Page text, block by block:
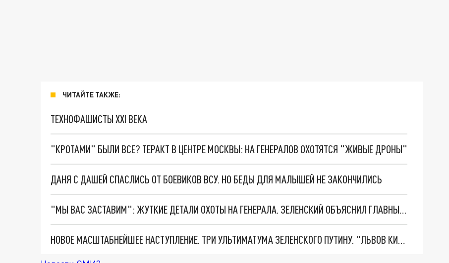
ЧИТАЙТЕ ТАКЖЕ:
ТЕХНОФАШИСТЫ XXI ВЕКА
"КРОТАМИ" БЫЛИ ВСЕ? ТЕРАКТ В ЦЕНТРЕ МОСКВЫ: НА ГЕНЕРАЛОВ ОХОТЯТСЯ "ЖИВЫЕ ДРОНЫ"
ДАНЯ С ДАШЕЙ СПАСЛИСЬ ОТ БОЕВИКОВ ВСУ. НО БЕДЫ ДЛЯ МАЛЫШЕЙ НЕ ЗАКОНЧИЛИСЬ
"МЫ ВАС ЗАСТАВИМ": ЖУТКИЕ ДЕТАЛИ ОХОТЫ НА ГЕНЕРАЛА. ЗЕЛЕНСКИЙ ОБЪЯСНИЛ ГЛАВНЫЙ СМЫСЛ ТЕРАКТА В ЦЕНТРЕ МОСКВЫ
НОВОЕ МАСШТАБНЕЙШЕЕ НАСТУПЛЕНИЕ. ТРИ УЛЬТИМАТУМА ЗЕЛЕНСКОГО ПУТИНУ. "ЛЬВОВ КИМА" ПОСТАВЯТ НА ПВО? ГЛОБАЛЬНЫЙ ПРОРЫВ ПОД ЗАПОРОЖЬЕМ